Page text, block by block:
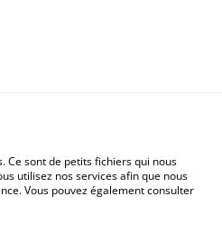
Ce sont de petits fichiers qui nous
utilisez nos services afin que nous
Vous pouvez également consulter